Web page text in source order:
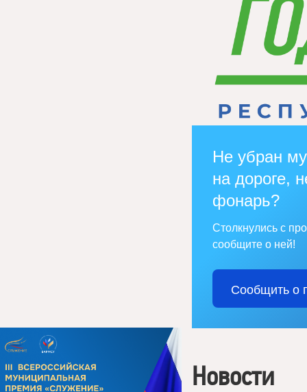
Не убран
на дороге,
фонарь?
Столкнулись с
сообщите о ней!
Сообщить о
Новости